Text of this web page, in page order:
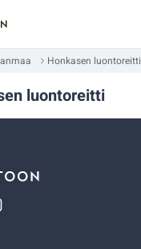
Honkasen luontoreitti
luontoreitti